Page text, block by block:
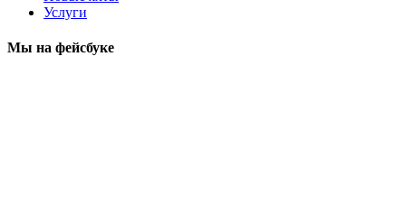
Услуги
Мы на фейсбуке